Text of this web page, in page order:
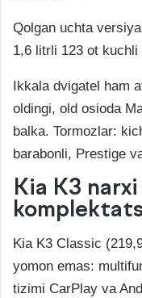
Qolgan uchta
1,6 litrli 123 ot
Ikkala dvigatel ham
oldingi, old osioda
balka. Tormozlar:
barabonli, Prestige
Kia K3 narxi
Kia K3 Classic
yomon emas:
tizimi CarPlay va